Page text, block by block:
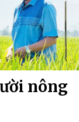
nông